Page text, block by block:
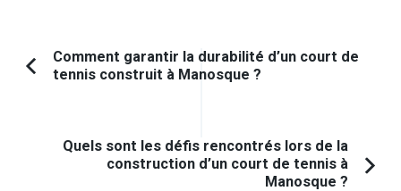
Navigation
d'article
Article
Comment garantir la durabilité d’un court de
tennis construit à Manosque ?
Quels sont les défis rencontrés lors de la
construction d’un court de tennis à
Manosque ?